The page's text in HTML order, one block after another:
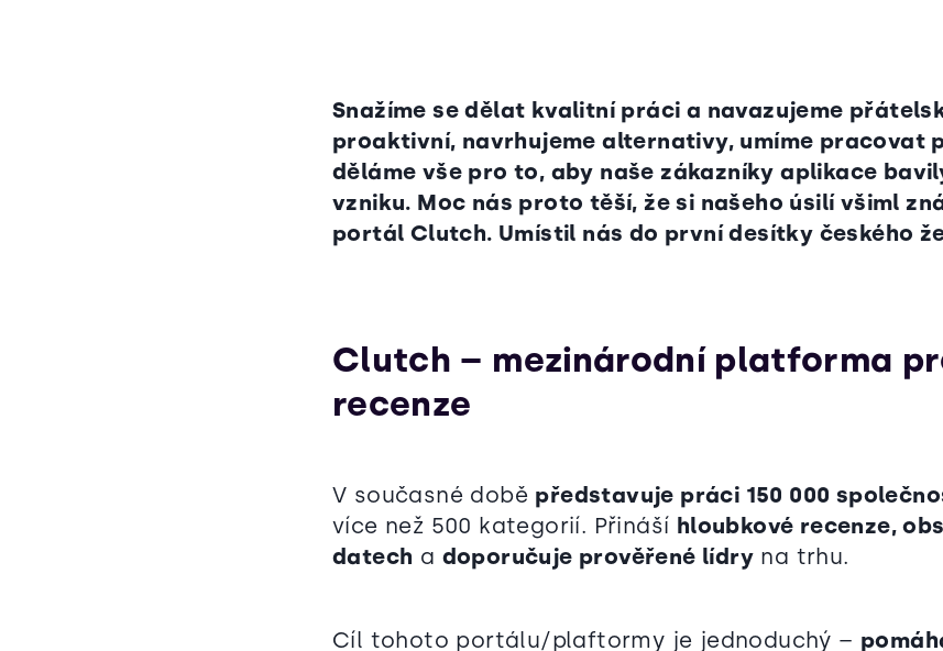
Snažíme se dělat kvalitní práci a navazujeme
proaktivní, navrhujeme alternativy, umíme pracovat
děláme vše pro to, aby naše zákazníky aplikace
vzniku. Moc nás proto těší, že si našeho úsilí všiml
portál Clutch. Umístil nás do první desítky českého
Clutch – mezinárodní platforma
recenze
V současné době představuje práci 150 000
více než 500 kategorií. Přináší hloubkové recenze,
datech a doporučuje prověřené lídry na trhu.
Cíl tohoto portálu/plaftormy je jednoduchý –